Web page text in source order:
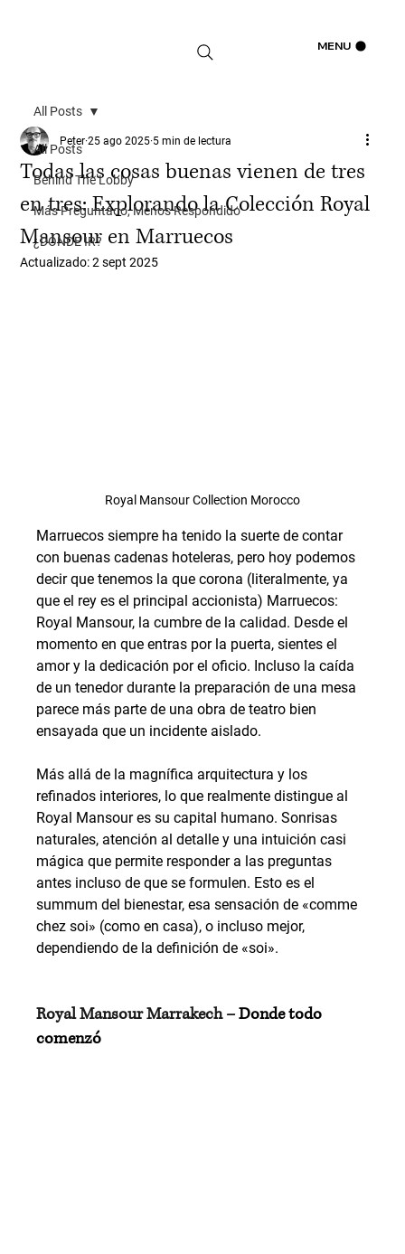
Iniciar sesión
MENU
All Posts
Behind The Lobby
Más Preguntado, Menos Respondido
¿DÓNDE IR?
All Posts
Todas las cosas buenas vienen de tres
en tres: Explorando la Colección Royal
Mansour en Marruecos
Peter 25 ago 2025 5 min de lectura
Actualizado:2 sept 2025
Royal Mansour Collection Morocco
Marruecos siempre ha tenido la suerte de contar
con buenas cadenas hoteleras, pero hoy podemos
decir que tenemos la que corona (literalmente, ya
que el rey es el principal accionista) Marruecos:
Royal Mansour, la cumbre de la calidad. Desde el
momento en que entras por la puerta, sientes el
amor y la dedicación por el oficio. Incluso la caída
de un tenedor durante la preparación de una mesa
parece más parte de una obra de teatro bien
ensayada que un incidente aislado.
Más allá de la magnífica arquitectura y los
refinados interiores, lo que realmente distingue al
Royal Mansour es su capital humano. Sonrisas
naturales, atención al detalle y una intuición casi
mágica que permite responder a las preguntas
antes incluso de que se formulen. Esto es el
summum del bienestar, esa sensación de «comme
chez soi» (como en casa), o incluso mejor,
dependiendo de la definición de «soi».
Royal Mansour Marrakech – Donde todo
comenzó